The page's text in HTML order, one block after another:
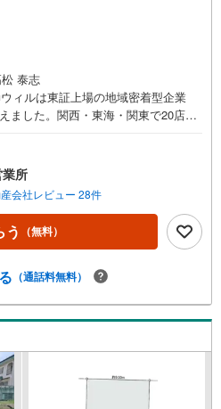
泰志
ィルは東証上場の地域密着型企業
ました。関西・東海・関東で20店舗
歩1分の店舗には、キッズスペースや
完備しており、お子様連れのお客様
だけます。●平日のお住まい探しの方
覧や契約を希望されるお客様のため
という割引プランをご用意していま
方へ●午前10時から午後7時まで、毎
応いたします。また、オンライン内
しており、当日のご内覧も承りま
る物件以外にもご紹介可能ですの
い。●その他の相談もプロが対応●物
ろん、住宅ローンなどの資金面やリ
など、お住まいに関するどんなこと
ださい。
所
会社レビュー 28件
う （無料）
（通話料無料）